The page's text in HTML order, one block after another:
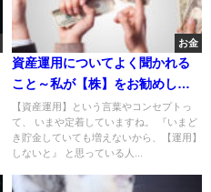
お金
資産運用についてよく聞かれる
こと～私が【株】をお勧めしな
い理由～
【資産運用】という言葉やコンセプトっ
て、 いまや定着していますね。 『いまど
き貯金していても増えないから、【運用】
しないと』 と思っている人...